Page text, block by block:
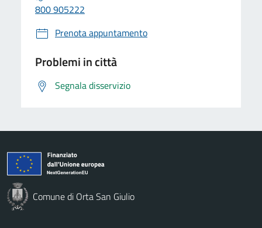
800 905222
Prenota appuntamento
Problemi in città
Segnala disservizio
Comune di Orta San Giulio